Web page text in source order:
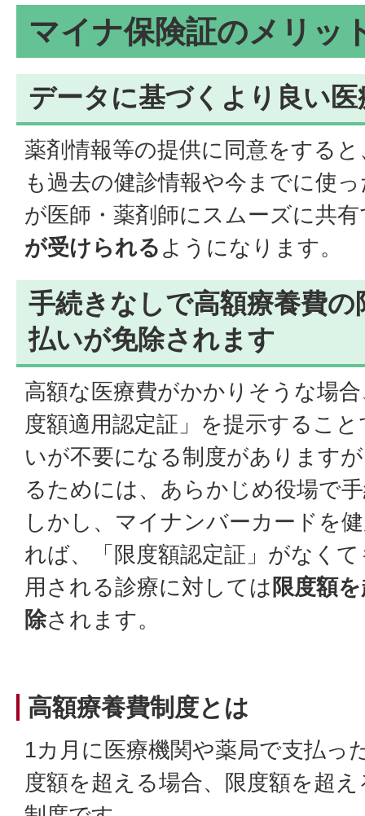
マイナ保険証のメリッ
データに基づくより良い
薬剤情報等の提供に同意をする
も過去の健診情報や今までに使
が医師・薬剤師にスムーズに共
が受けられるようになります。
手続きなしで高額療養費
払いが免除されます
高額な医療費がかかりそうな場
度額適用認定証」を提示するこ
いが不要になる制度があります
るためには、あらかじめ役場で
しかし、マイナンバーカードを
れば、「限度額認定証」がなく
用される診療に対しては 限度額
除されます。
高額療養費制度とは
1カ月に医療機関や薬局で支払っ
度額を超える場合、限度額を超